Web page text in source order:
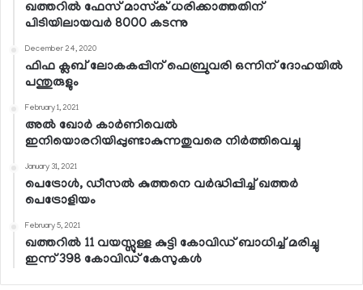
ഖത്തറില്‍ ഫേസ് മാസ്‌ക് ധരിക്കാത്തതിന്
പിടിയിലായവര്‍ 8000 കടന്നു
December 24, 2020
ഫിഫ ക്ലബ് ലോകകപ്പിന് ഫെബ്രുവരി ഒന്നിന് ദോഹയില്‍
പന്തുരുളും
February 1, 2021
അല്‍ ഖോര്‍ കാര്‍ണിവെല്‍
ഇനിയൊരറിയിപ്പുണ്ടാകുന്നതുവരെ നിര്‍ത്തിവെച്ചു
January 31, 2021
പെട്രോള്‍, ഡീസല്‍ കുത്തനെ വര്‍ദ്ധിപ്പിച്ച് ഖത്തര്‍
പെട്രോളിയം
February 5, 2021
ഖത്തറില്‍ 11 വയസ്സുള്ള കുട്ടി കോവിഡ് ബാധിച്ച് മരിച്ചു
ഇന്ന് 398 കോവിഡ് കേസുകള്‍